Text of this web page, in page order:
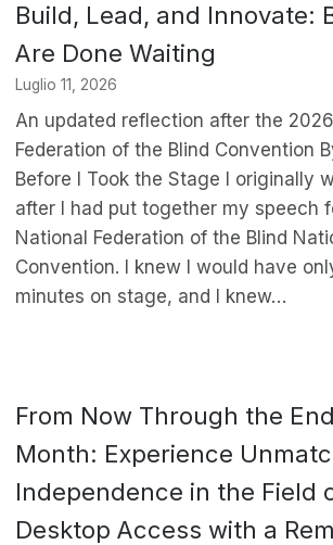
Build, Lead, and Innovate:
Are Done Waiting
Luglio 11, 2026
An updated reflection after the
Federation of the Blind Convention
Before I Took the Stage I originally
after I had put together my speech
National Federation of the Blind
Convention. I knew I would have
minutes on stage, and I knew…
From Now Through the
Month: Experience
Independence in the Field
Desktop Access with a